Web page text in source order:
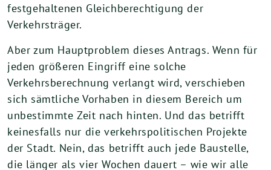
festgehaltenen Gleichberechtigung der
Verkehrsträger.
Aber zum Hauptproblem dieses Antrags. Wenn für
jeden größeren Eingriff eine solche
Verkehrsberechnung verlangt wird, verschieben
sich sämtliche Vorhaben in diesem Bereich um
unbestimmte Zeit nach hinten. Und das betrifft
keinesfalls nur die verkehrspolitischen Projekte
der Stadt. Nein, das betrifft auch jede Baustelle,
die länger als vier Wochen dauert – wie wir alle